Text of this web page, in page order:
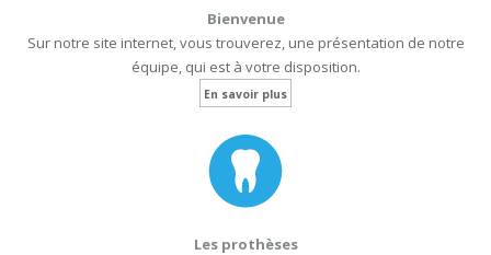
Bienvenue
Sur notre site internet, vous trouverez, une présentation de notre
équipe, qui est à votre disposition.
En savoir plus
Les prothèses